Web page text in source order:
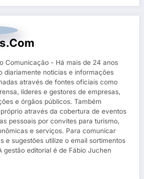
Comunicação - Há mais de 24 anos
diariamente notícias e informações
através de fontes oficiais como
líderes e gestores de empresas,
e órgãos públicos. Também
através da cobertura de eventos
pessoais por convites para turismo,
e serviços. Para comunicar
e sugestões utilize o email sortimentos
gestão editorial é de Fábio Juchen